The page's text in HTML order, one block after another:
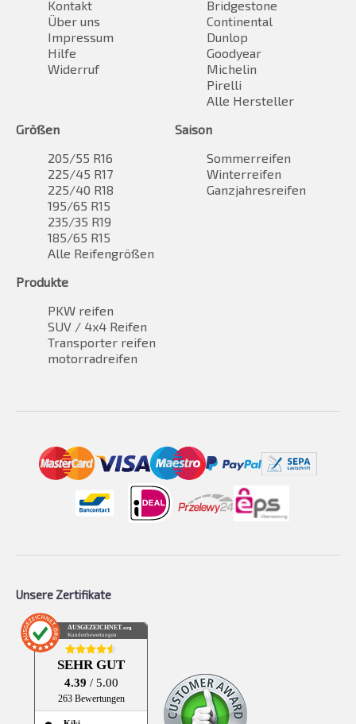
Kontakt
Über uns
Impressum
Hilfe
Widerruf
Bridgestone
Continental
Dunlop
Goodyear
Michelin
Pirelli
Alle Hersteller
Größen
205/55 R16
225/45 R17
225/40 R18
195/65 R15
235/35 R19
185/65 R15
Alle Reifengrößen
Saison
Sommerreifen
Winterreifen
Ganzjahresreifen
Produkte
PKW reifen
SUV / 4x4 Reifen
Transporter reifen
motorradreifen
Unsere Zertifikate
AUSGEZEICHNET .org
Kundenbewertungen
SEHR GUT
4.39 / 5.00
263 Bewertungen